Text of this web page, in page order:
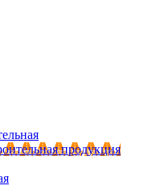
продукция